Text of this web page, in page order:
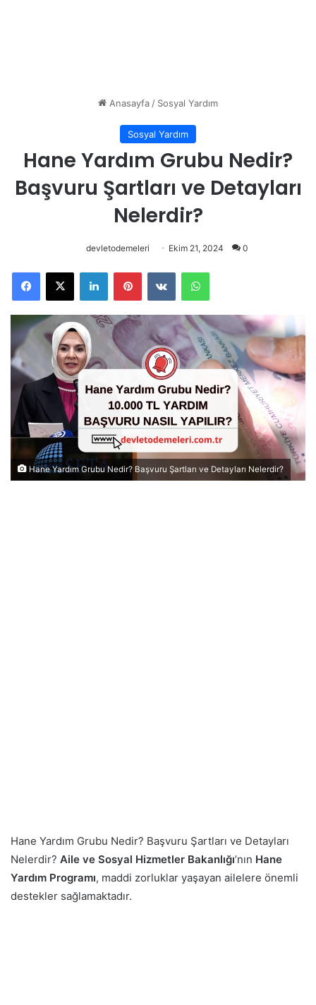
Anasayfa/ Sosyal Yardım
Sosyal Yardım
Hane Yardım Grubu Nedir?
Başvuru Şartları ve Detayları
Nelerdir?
devletodemeleri Ekim 21, 2024 0
Hane Yardım Grubu Nedir? Başvuru Şartları ve Detayları Nelerdir?
Hane Yardım Grubu Nedir? Başvuru Şartları ve Detayları
Nelerdir? Aile ve Sosyal Hizmetler Bakanlığı’nın Hane
Yardım Programı, maddi zorluklar yaşayan ailelere önemli
destekler sağlamaktadır.